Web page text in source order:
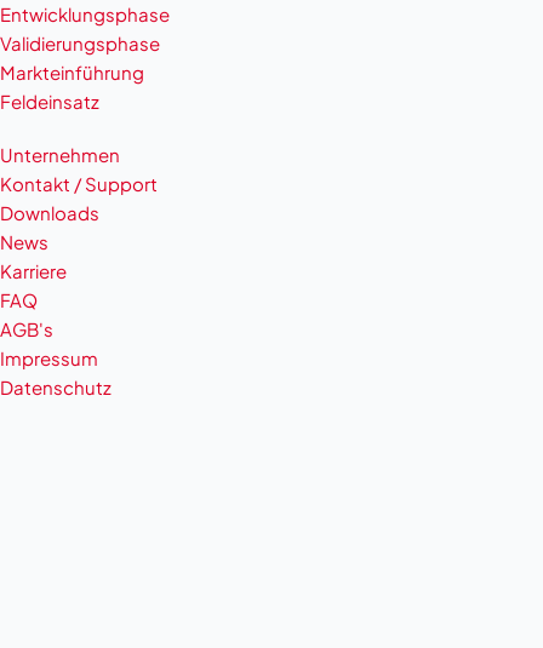
Entwicklungsphase
Validierungsphase
Markteinführung
Feldeinsatz
Unternehmen
Kontakt / Support
Downloads
News
Karriere
FAQ
AGB's
Impressum
Datenschutz